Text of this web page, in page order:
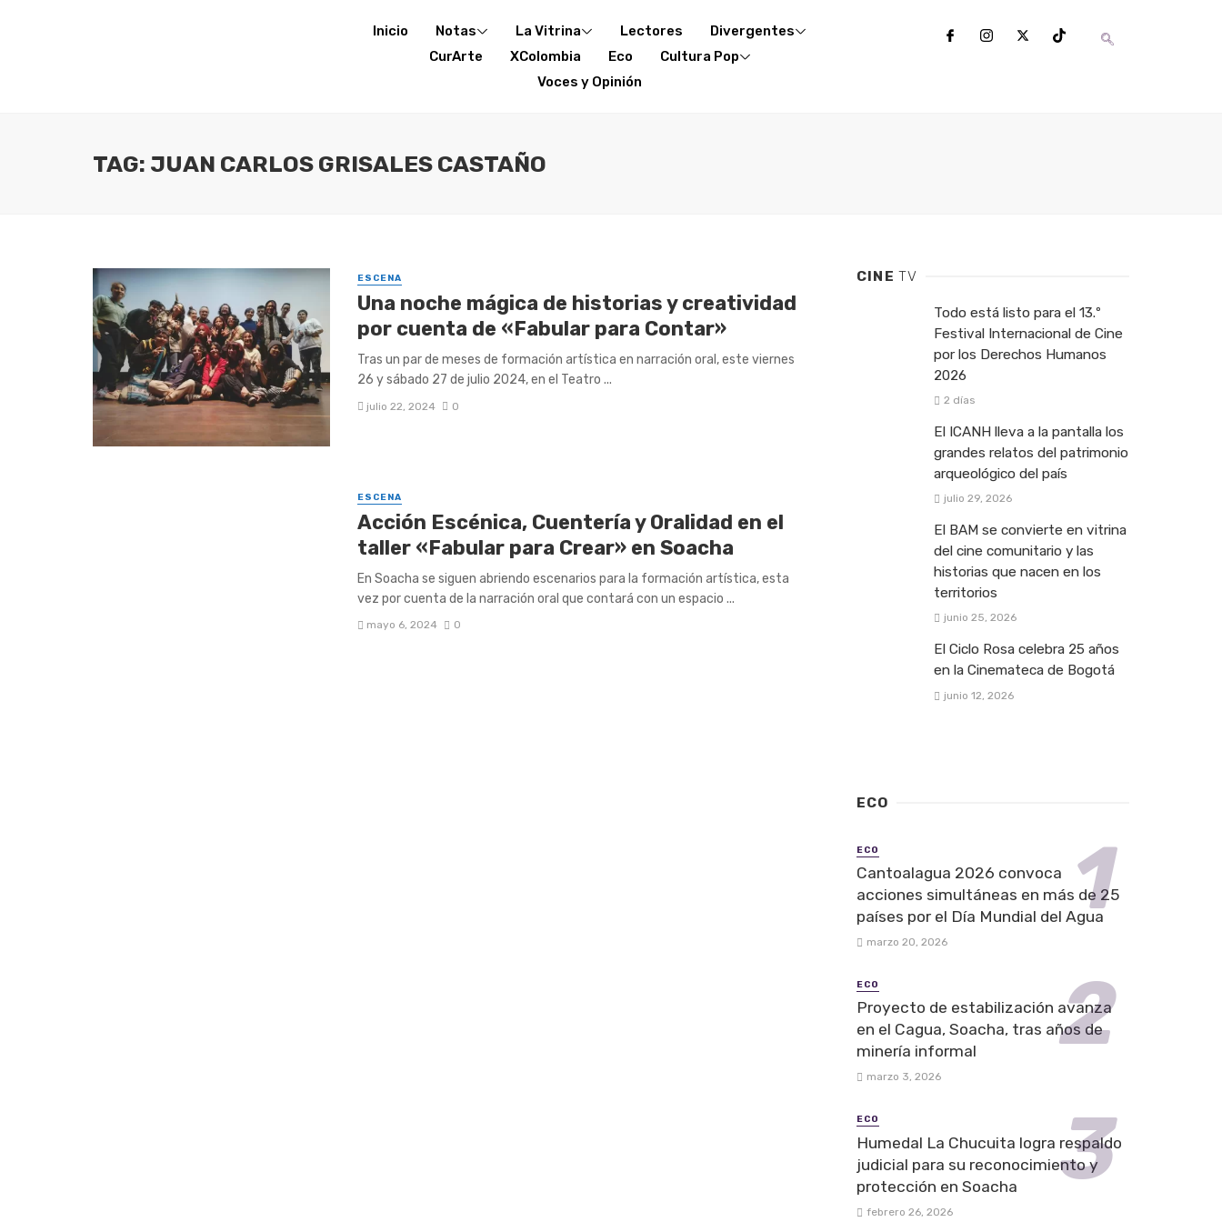
Inicio Notas La Vitrina Lectores
Divergentes
CurArte
XColombia Eco
Cultura Pop
Voces y Opinión
TAG: JUAN CARLOS GRISALES CASTAÑO
ESCENA
Una noche mágica de historias y creatividad
por cuenta de «Fabular para Contar»
Tras un par de meses de formación artística en narración oral, este viernes
26 y sábado 27 de julio 2024, en el Teatro ...
julio 22, 2024 0
ESCENA
Acción Escénica, Cuentería y Oralidad en el
taller «Fabular para Crear» en Soacha
En Soacha se siguen abriendo escenarios para la formación artística, esta
vez por cuenta de la narración oral que contará con un espacio ...
mayo 6, 2024 0
CINETV
Todo está listo para el 13.º
Festival Internacional de Cine
por los Derechos Humanos
2026
2 días
El ICANH lleva a la pantalla los
grandes relatos del patrimonio
arqueológico del país
julio 29, 2026
El BAM se convierte en vitrina
del cine comunitario y las
historias que nacen en los
territorios
junio 25, 2026
El Ciclo Rosa celebra 25 años
en la Cinemateca de Bogotá
junio 12, 2026
ECO
ECO
Cantoalagua 2026 convoca
acciones simultáneas en más de 25
países por el Día Mundial del Agua
marzo 20, 2026
ECO
Proyecto de estabilización avanza
en el Cagua, Soacha, tras años de
minería informal
marzo 3, 2026
ECO
Humedal La Chucuita logra respaldo
judicial para su reconocimiento y
protección en Soacha
febrero 26, 2026